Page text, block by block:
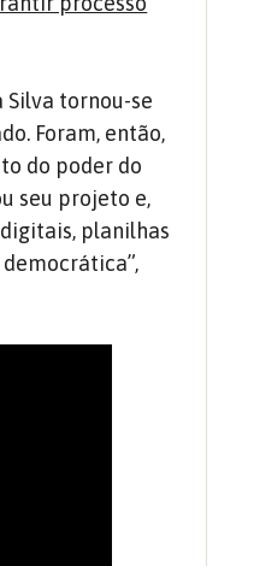
Silva tornou-se
Foram, então,
do poder do
seu projeto e,
planilhas